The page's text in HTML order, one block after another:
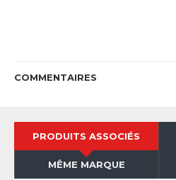
COMMENTAIRES
PRODUITS ASSOCIÉS
MÊME MARQUE